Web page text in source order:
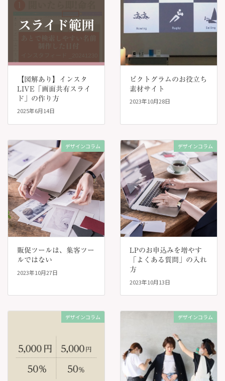
【図解あり】インスタ
LIVE「画面共有スライ
ド」の作り方
2025年6月14日
ピクトグラムのお役立ち
素材サイト
2023年10月28日
デザインコラム
販促ツールは、集客ツー
ルではない
2023年10月27日
デザインコラム
LPのお申込みを増やす
「よくある質問」の入れ
方
2023年10月13日
デザインコラム デザインコラム